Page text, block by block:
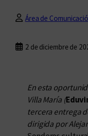
Área de
2 de diciembre de
En esta
Villa María (
tercera entrega
dirigida por